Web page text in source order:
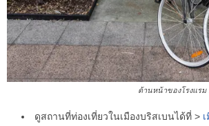
ด้านหน้าของโรงแรม
ดูสถานที่ท่องเที่ยวในเมืองบริสเบนได้ที่ >